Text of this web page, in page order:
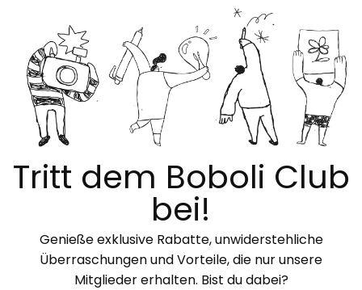
Tritt dem Boboli Club
bei!
Genieße exklusive Rabatte, unwiderstehliche
Überraschungen und Vorteile, die nur unsere
Mitglieder erhalten. Bist du dabei?